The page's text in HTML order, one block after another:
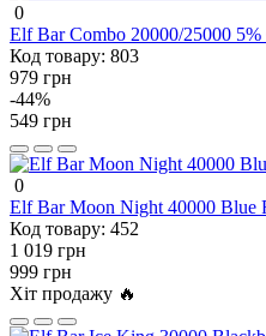
0
Elf Bar Combo 20000/25000
Код товару: 803
979 грн
-44%
549 грн
0
Elf Bar Moon Night 40000 Blue
Код товару: 452
1 019 грн
999 грн
Хіт продажу 🔥